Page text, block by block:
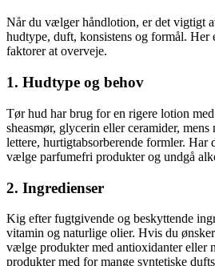
Når du vælger håndlotion, er det vigtigt
hudtype, duft, konsistens og formål. Her
faktorer at overveje.
1. Hudtype og behov
Tør hud har brug for en rigere lotion
sheasmør, glycerin eller ceramider,
lettere, hurtigtabsorberende formler. Har
vælge parfumefri produkter og undgå
2. Ingredienser
Kig efter fugtgivende og beskyttende
vitamin og naturlige olier. Hvis du
vælge produkter med antioxidanter eller
produkter med for mange syntetiske